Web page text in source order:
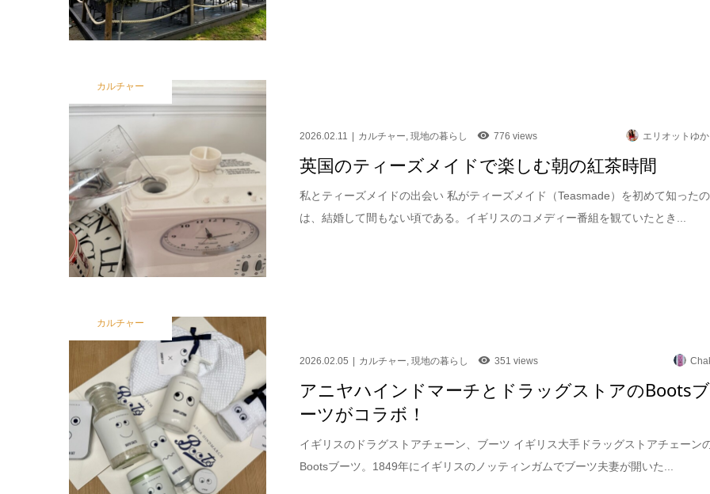
カルチャー
2026.02.11 カルチャー ,現地の暮らし 776 views エリオットゆか
英国のティーズメイドで楽しむ朝の紅茶時間
私とティーズメイドの出会い 私がティーズメイド（Teasmade）を初めて知ったの
は、結婚して間もない頃である。イギリスのコメディー番組を観ていたとき...
カルチャー
2026.02.05 カルチャー,現地の暮らし 351 views
アニヤハインドマーチとドラッグストアのBootsブ
ーツがコラボ！
イギリスのドラグストアチェーン、ブーツ イギリス大手ドラッグストアチェーン
Bootsブーツ。1849年にイギリスのノッティンガムでブーツ夫妻が開いた...